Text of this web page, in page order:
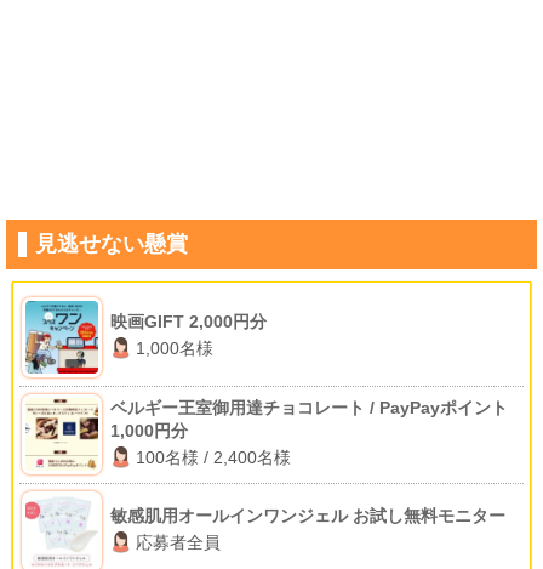
見逃せない懸賞
映画GIFT 2,000円分
1,000名様
ベルギー王室御用達チョコレート / PayPayポイント
1,000円分
100名様 / 2,400名様
敏感肌用オールインワンジェル お試し無料モニター
応募者全員